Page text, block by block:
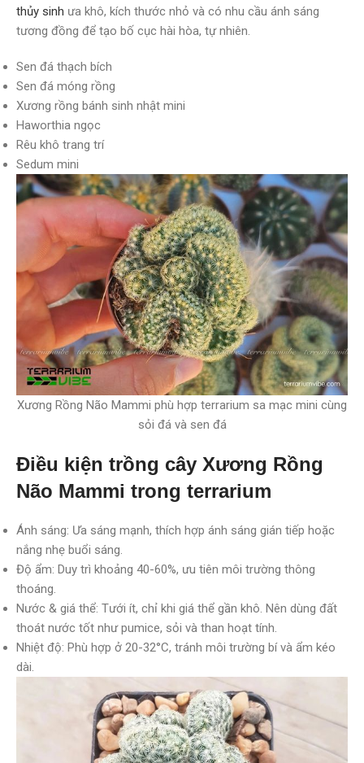
thủy sinh ưa khô, kích thước nhỏ và có nhu cầu ánh sáng
tương đồng để tạo bố cục hài hòa, tự nhiên.
Sen đá thạch bích
Sen đá móng rồng
Xương rồng bánh sinh nhật mini
Haworthia ngọc
Rêu khô trang trí
Sedum mini
Xương Rồng Não Mammi phù hợp terrarium sa mạc mini cùng
sỏi đá và sen đá
Điều kiện trồng cây Xương Rồng
Não Mammi trong terrarium
Ánh sáng: Ưa sáng mạnh, thích hợp ánh sáng gián tiếp hoặc
nắng nhẹ buổi sáng.
Độ ẩm: Duy trì khoảng 40-60%, ưu tiên môi trường thông
thoáng.
Nước & giá thể: Tưới ít, chỉ khi giá thể gần khô. Nên dùng đất
thoát nước tốt như pumice, sỏi và than hoạt tính.
Nhiệt độ: Phù hợp ở 20-32°C, tránh môi trường bí và ẩm kéo
dài.